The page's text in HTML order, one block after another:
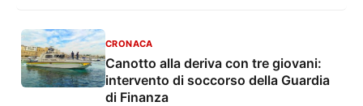
CRONACA
Canotto alla deriva con tre giovani:
intervento di soccorso della Guardia
di Finanza